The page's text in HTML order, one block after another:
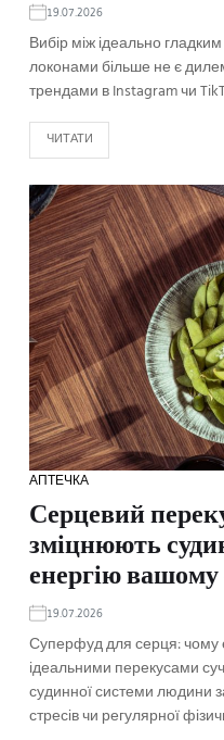
19.07.2026
Вибір між ідеально
локонами більше не є
трендами в Instagram чи
ЧИТАТИ
АПТЕЧКА
Серцевий
зміцнюють
енергію
19.07.2026
Суперфуд для серця: чому
ідеальними перекусами
судинної системи людини
стресів чи регулярної